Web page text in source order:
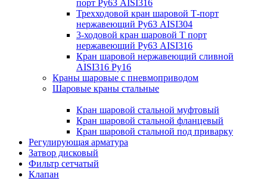
порт Ру63 AISI316
Трехходовой кран шаровой Т-порт
нержавеющий Ру63 AISI304
3-ходовой кран шаровой Т порт
нержавеющий Ру63 AISI316
Кран шаровой нержавеющий сливной
AISI316 Ру16
Краны шаровые с пневмоприводом
Шаровые краны стальные
Кран шаровой стальной муфтовый
Кран шаровой стальной фланцевый
Кран шаровой стальной под приварку
Регулирующая арматура
Затвор дисковый
Фильтр сетчатый
Клапан